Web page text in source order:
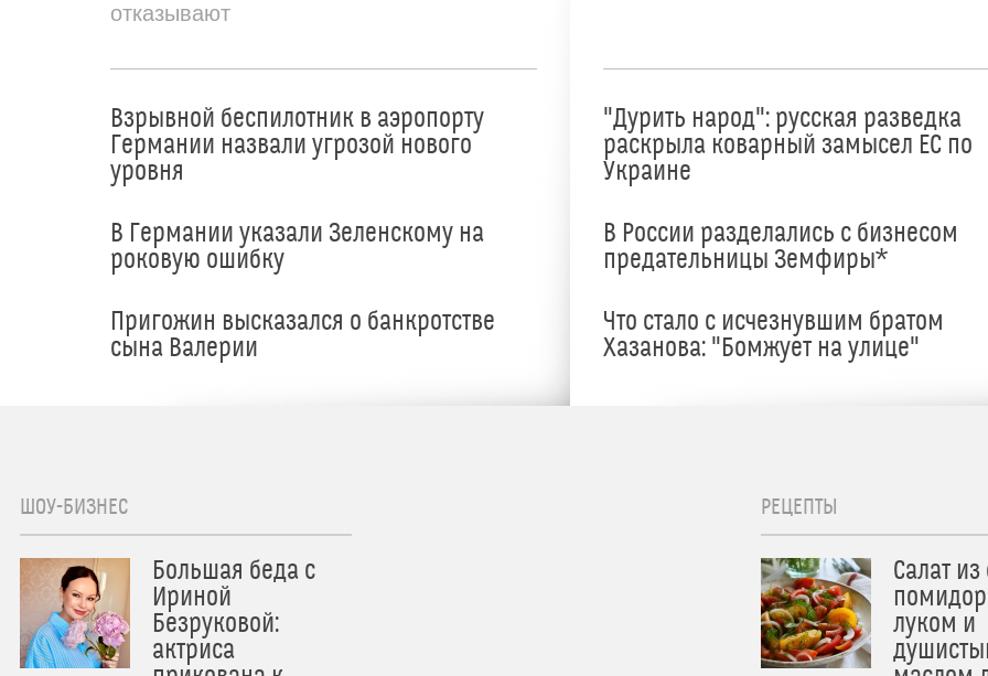
отказывают
Взрывной беспилотник в аэропорту
Германии назвали угрозой нового
уровня
В Германии указали Зеленскому на
роковую ошибку
Пригожин высказался о банкротстве
сына Валерии
"Дурить народ": русская разведка
раскрыла коварный замысел ЕС по
Украине
В России разделались с бизнесом
предательницы Земфиры*
Что стало с исчезнувшим братом
Хазанова: "Бомжует на улице"
ШОУ-БИЗНЕС
Большая беда с
Ириной
Безруковой:
актриса
РЕЦЕПТЫ
Салат
луком и